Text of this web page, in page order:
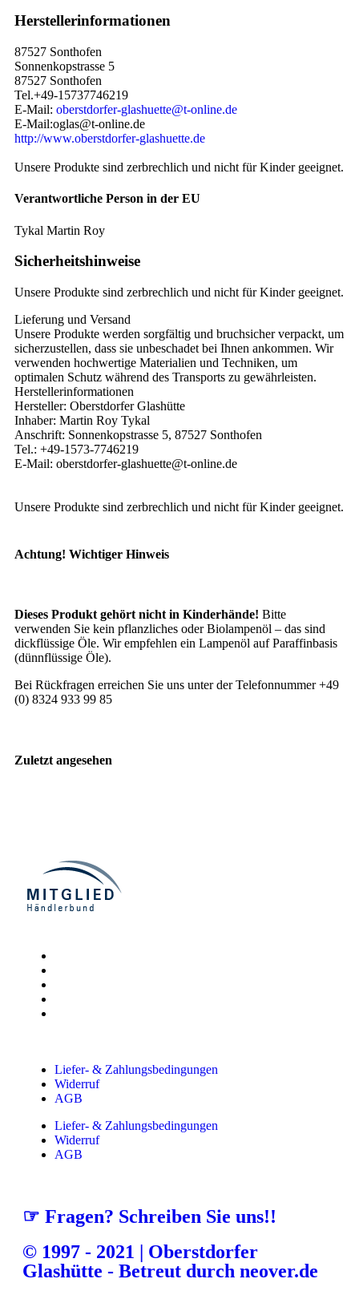
Herstellerinformationen
87527 Sonthofen
Sonnenkopstrasse 5
87527 Sonthofen
Tel.+49-15737746219
E-Mail: oberstdorfer-glashuette@t-online.de
E-Mail:oglas@t-online.de
http://www.oberstdorfer-glashuette.de
Unsere Produkte sind zerbrechlich und nicht für Kinder geeignet.
Verantwortliche Person in der EU
Tykal Martin Roy
Sicherheitshinweise
Unsere Produkte sind zerbrechlich und nicht für Kinder geeignet.
Lieferung und Versand
Unsere Produkte werden sorgfältig und bruchsicher verpackt, um
sicherzustellen, dass sie unbeschadet bei Ihnen ankommen. Wir
verwenden hochwertige Materialien und Techniken, um
optimalen Schutz während des Transports zu gewährleisten.
Herstellerinformationen
Hersteller: Oberstdorfer Glashütte
Inhaber: Martin Roy Tykal
Anschrift: Sonnenkopstrasse 5, 87527 Sonthofen
Tel.: +49-1573-7746219
E-Mail: oberstdorfer-glashuette@t-online.de
Unsere Produkte sind zerbrechlich und nicht für Kinder geeignet.
Achtung! Wichtiger Hinweis
Dieses Produkt gehört nicht in Kinderhände! Bitte
verwenden Sie kein pflanzliches oder Biolampenöl – das sind
dickflüssige Öle. Wir empfehlen ein Lampenöl auf Paraffinbasis
(dünnflüssige Öle).
Bei Rückfragen erreichen Sie uns unter der Telefonnummer +49
(0) 8324 933 99 85
Zuletzt angesehen
Liefer- & Zahlungsbedingungen
Widerruf
AGB
Liefer- & Zahlungsbedingungen
Widerruf
AGB
☞ Fragen? Schreiben Sie uns!!
© 1997 - 2021 | Oberstdorfer
Glashütte - Betreut durch neover.de